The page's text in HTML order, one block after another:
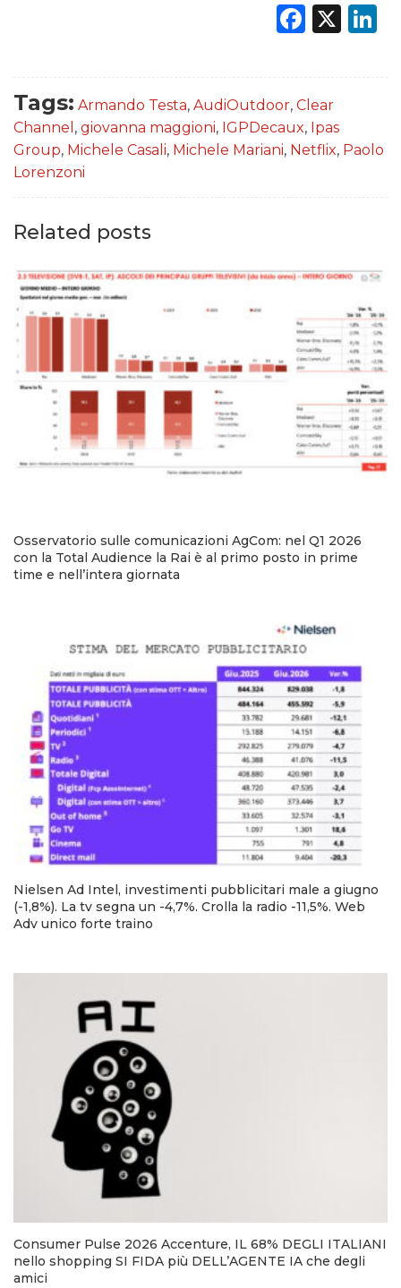
X
Tags: Armando Testa, AudiOutdoor, Clear
Channel , giovanna maggioni, IGPDecaux, Ipas
Group, Michele Casali, Michele Mariani, Netflix, Paolo
Lorenzoni
Related posts
Osservatorio sulle comunicazioni AgCom: nel Q1 2026
con la Total Audience la Rai è al primo posto in prime
time e nell’intera giornata
Nielsen Ad Intel, investimenti pubblicitari male a giugno
(-1,8%). La tv segna un -4,7%. Crolla la radio -11,5%. Web
Adv unico forte traino
Consumer Pulse 2026 Accenture, IL 68% DEGLI ITALIANI
nello shopping SI FIDA più DELL’AGENTE IA che degli
amici